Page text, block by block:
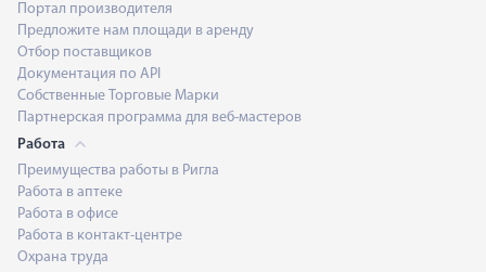
Портал производителя
Предложите нам площади в аренду
Отбор поставщиков
Документация по API
Собственные Торговые Марки
Партнерская программа для веб-мастеров
Работа
Преимущества работы в Ригла
Работа в аптеке
Работа в офисе
Работа в контакт-центре
Охрана труда